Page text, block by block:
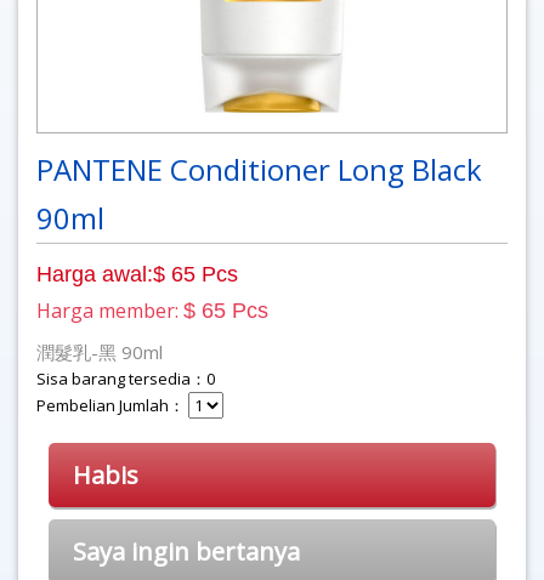
PANTENE Conditioner Long Black
90ml
Harga awal:$ 65 Pcs
Harga member: $ 65 Pcs
潤髮乳-黑 90ml
Sisa barang tersedia：0
Pembelian Jumlah：
Habis
Saya ingin bertanya